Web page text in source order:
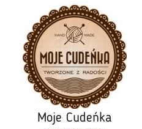
Moje Cudeńka